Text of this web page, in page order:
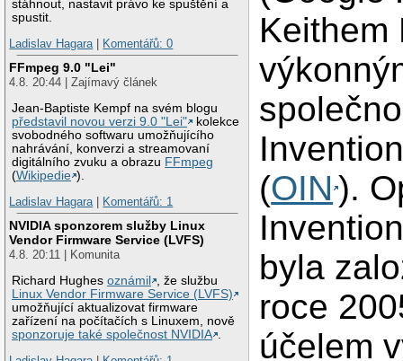
stáhnout, nastavit právo ke spuštění a
spustit.
Ladislav Hagara| Komentářů: 0
FFmpeg 9.0 "Lei"
4.8. 20:44 | Zajímavý článek
Jean-Baptiste Kempf na svém blogu
představil novou verzi 9.0 "Lei"
kolekce
svobodného softwaru umožňujícího
nahrávání, konverzi a streamovaní
digitálního zvuku a obrazu FFmpeg
(Wikipedie ).
Ladislav Hagara| Komentářů: 1
NVIDIA sponzorem služby Linux
Vendor Firmware Service (LVFS)
4.8. 20:11 | Komunita
Richard Hughesoznámil
, že službu
Linux Vendor Firmware Service (LVFS)
umožňující aktualizovat firmware
zařízení na počítačích s Linuxem, nově
sponzoruje také společnost NVIDIA
Keithem
(OIN ).
byla
roce
účelem